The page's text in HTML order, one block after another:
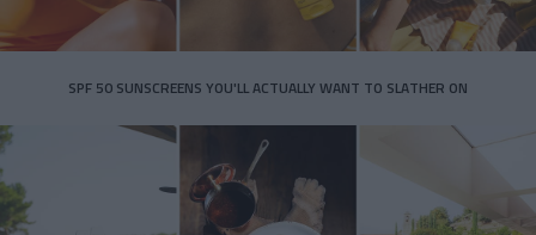
SPF 50 SUNSCREENS YOU'LL ACTUALLY WANT TO SLATHER ON